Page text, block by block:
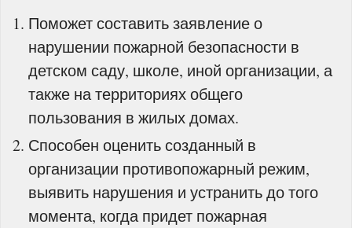
Поможет составить заявление о
нарушении пожарной безопасности в
детском саду, школе, иной организации, а
также на территориях общего
пользования в жилых домах.
Способен оценить созданный в
организации противопожарный режим,
выявить нарушения и устранить до того
момента, когда придет пожарная